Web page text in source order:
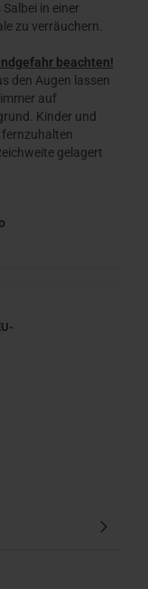
in einer
zu verräuchern.
beachten!
den Augen lassen
auf
Kinder und
gelagert